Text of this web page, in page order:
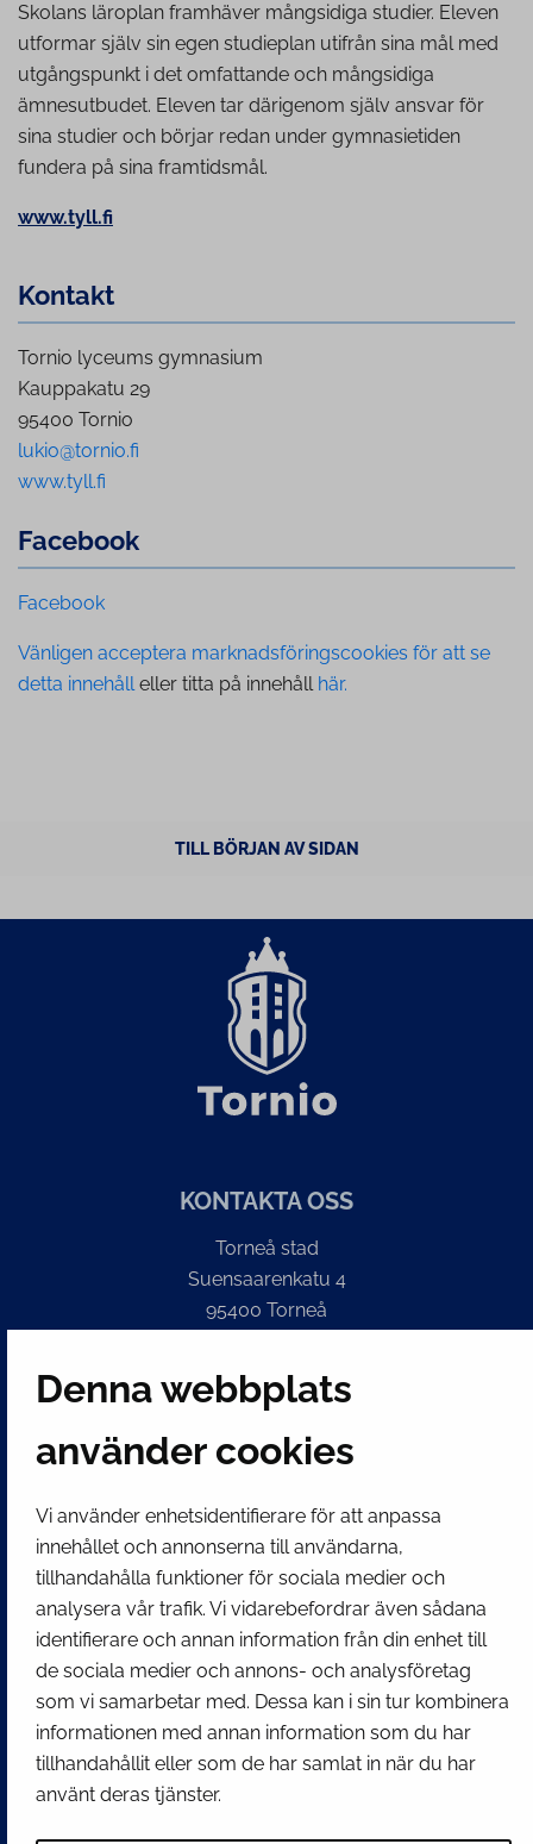
Denna webbplats
använder cookies
Vi använder enhetsidentifierare för att anpassa
innehållet och annonserna till användarna,
tillhandahålla funktioner för sociala medier och
analysera vår trafik. Vi vidarebefordrar även sådana
identifierare och annan information från din enhet till
de sociala medier och annons- och analysföretag
som vi samarbetar med. Dessa kan i sin tur kombinera
informationen med annan information som du har
tillhandahållit eller som de har samlat in när du har
använt deras tjänster.
Skolans läroplan framhäver mångsidiga studier. Eleven
utformar själv sin egen studieplan utifrån sina mål med
utgångspunkt i det omfattande och mångsidiga
ämnesutbudet. Eleven tar därigenom själv ansvar för
sina studier och börjar redan under gymnasietiden
fundera på sina framtidsmål.
www.tyll.fi
Kontakt
Tornio lyceums gymnasium
Kauppakatu 29
95400 Tornio
lukio@tornio.fi
www.tyll.fi
Facebook
Facebook
Vänligen acceptera marknadsföringscookies för att se
detta innehålleller titta på innehåll här.
TILL BÖRJAN AV SIDAN
KONTAKTA OSS
Torneå stad
Suensaarenkatu 4
95400 Torneå
Växel
E-post
Stadskansliets registratur
kirjaamo@tornio.fi
SNABBLÄNKAR
Visa mina inställningar för kakor
SOCIALA MEDIER
Facebook